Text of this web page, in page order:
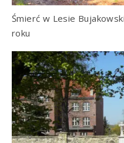
Śmierć w Lesie
roku